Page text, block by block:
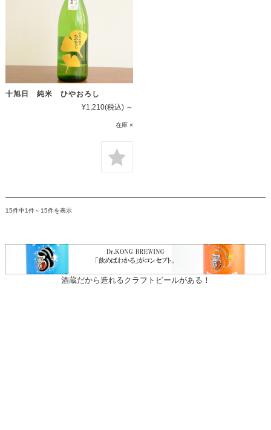
十旭日 純米 ひやおろし
¥1,210(税込) ～
在庫 ×
15件中1件～15件を表示
酒蔵だから造れるクラフトビールがある！